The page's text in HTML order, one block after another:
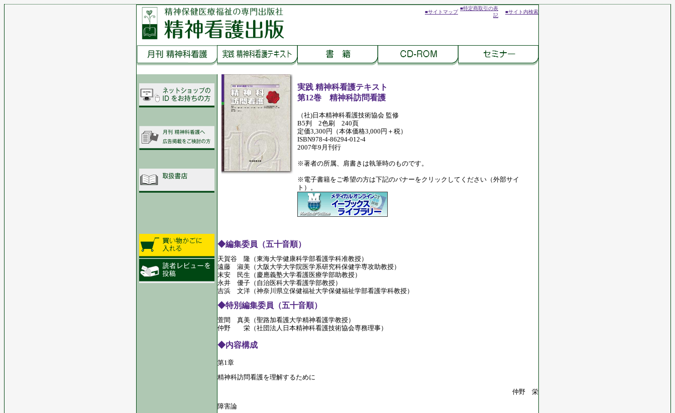
■サイトマップ
■特定商取引の表
記
■サイト内検索
実践 精神科看護テキスト
第12巻 精神科訪問看護
（社)日本精神科看護技術協会 監修
B5判 2色刷 240頁
定価3,300円（本体価格3,000円＋税）
ISBN978-4-86294-012-4
2007年9月刊行
※著者の所属、肩書きは執筆時のものです。
※電子書籍をご希望の方は下記のバナーをクリックしてください（外部サイ
ト）。
◆編集委員（五十音順）
天賀谷 隆（東海大学健康科学部看護学科准教授）
遠藤 淑美（大阪大学大学院医学系研究科保健学専攻助教授）
末安 民生（慶應義塾大学看護医療学部助教授）
永井 優子（自治医科大学看護学部教授）
吉浜 文洋（神奈川県立保健福祉大学保健福祉学部看護学科教授）
◆特別編集委員（五十音順）
萱間 真美（聖路加看護大学精神看護学教授）
仲野 栄（社団法人日本精神科看護技術協会専務理事）
◆内容構成
第1章
精神科訪問看護を理解するために
仲野 栄
障害論